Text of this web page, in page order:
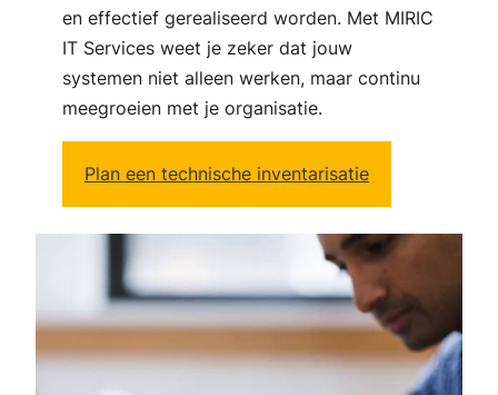
en effectief gerealiseerd worden. Met MIRIC
IT Services weet je zeker dat jouw
systemen niet alleen werken, maar continu
meegroeien met je organisatie.
Plan een technische inventarisatie